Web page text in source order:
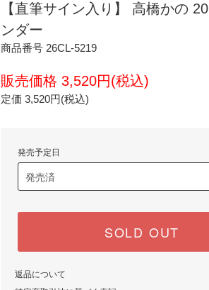
【直筆サイン入り】 高橋かの
ンダー
商品番号 26CL-5219
販売価格 3,520円(税込)
定価 3,520円(税込)
発売予定日
SOLD OUT
返品について